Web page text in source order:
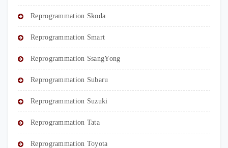
Reprogrammation Skoda
Reprogrammation Smart
Reprogrammation SsangYong
Reprogrammation Subaru
Reprogrammation Suzuki
Reprogrammation Tata
Reprogrammation Toyota